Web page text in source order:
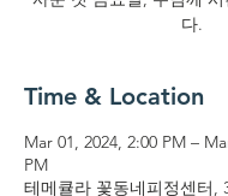
다.
Time & Location
Mar 01, 2024, 2:00 PM –
PM
테메큘라 꽃동네피정센터,